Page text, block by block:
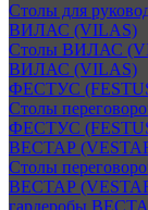
Столы для
ВИЛАС (VILAS)
Столы ВИЛАС
ВИЛАС (VILAS)
ФЕСТУС
Столы
ФЕСТУС
ВЕСТАР
Столы
ВЕСТАР